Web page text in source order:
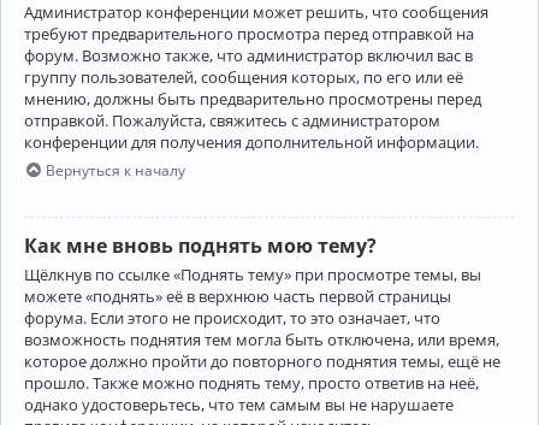
Администратор конференции может решить, что сообщения
требуют предварительного просмотра перед отправкой на
форум. Возможно также, что администратор включил вас в
группу пользователей, сообщения которых, по его или её
мнению, должны быть предварительно просмотрены перед
отправкой. Пожалуйста, свяжитесь с администратором
конференции для получения дополнительной информации.
Вернуться к началу
Как мне вновь поднять мою тему?
Щёлкнув по ссылке «Поднять тему» при просмотре темы, вы
можете «поднять» её в верхнюю часть первой страницы
форума. Если этого не происходит, то это означает, что
возможность поднятия тем могла быть отключена, или время,
которое должно пройти до повторного поднятия темы, ещё не
прошло. Также можно поднять тему, просто ответив на неё,
однако удостоверьтесь, что тем самым вы не нарушаете